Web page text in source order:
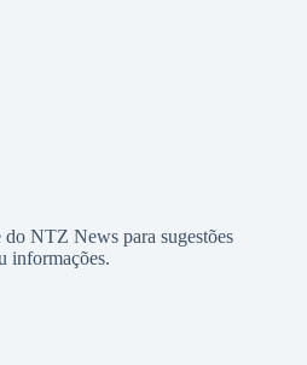
NTZ News para sugestões
informações.